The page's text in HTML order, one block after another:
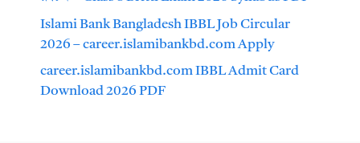
Islami Bank Bangladesh IBBL Job Circular
2026 – career.islamibankbd.com Apply
career.islamibankbd.com IBBL Admit Card
Download 2026 PDF